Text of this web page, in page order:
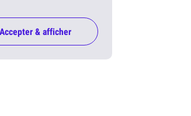
Accepter & afficher